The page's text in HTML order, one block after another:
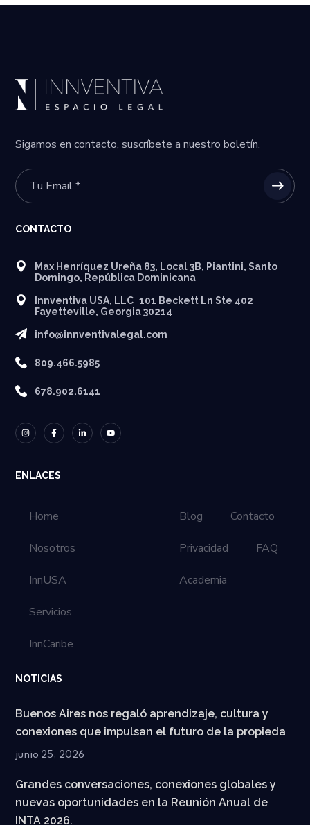
Sigamos en contacto, suscríbete a nuestro boletín.
CONTACTO
Max Henríquez Ureña 83, Local 3B, Piantini, Santo
Domingo, República Dominicana
Innventiva USA, LLC 101 Beckett Ln Ste 402
Fayetteville, Georgia 30214
info@innventivalegal.com
809.466.5985
678.902.6141
ENLACES
Home
Nosotros
InnUSA
Servicios
InnCaribe
Blog Contacto
Privacidad FAQ
Academia
NOTICIAS
Buenos Aires nos regaló aprendizaje, cultura y
conexiones que impulsan el futuro de la propieda
junio 25, 2026
Grandes conversaciones, conexiones globales y
nuevas oportunidades en la Reunión Anual de
INTA 2026.